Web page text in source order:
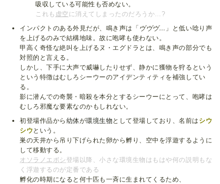
吸収している可能性も否めない。
これも 虚空 に消えてしまったのだろうか…?
インパクトのある外見だが、鳴き声は「 ヴヴヴ… 」と低い唸り声
を上げるのみで結構地味。故に咆哮も使わない。
甲高く奇怪な絶叫を上げるヌ・エグドラとは、鳴き声の部分でも
対照的と言える。
しかし、下手に大声で威嚇したりせず、静かに獲物を狩るという
という特徴はむしろシーウーのアイデンティティを補強してい
る。
影に潜んでの奇襲・暗殺を本分とするシーウーにとって、咆哮は
むしろ邪魔な要素なのかもしれない。
初登場作品から 幼体が環境生物 として登場しており、名前は シウ
シウ という。
巣の天井から吊り下げられた卵から孵り、空中を浮遊するように
して移動する。
オソラノエボシ 登場以降、小さな環境生物はもはや何の説明もな
く浮遊するのが定番である
孵化の時期になると何十匹も一斉に生まれてくるため、